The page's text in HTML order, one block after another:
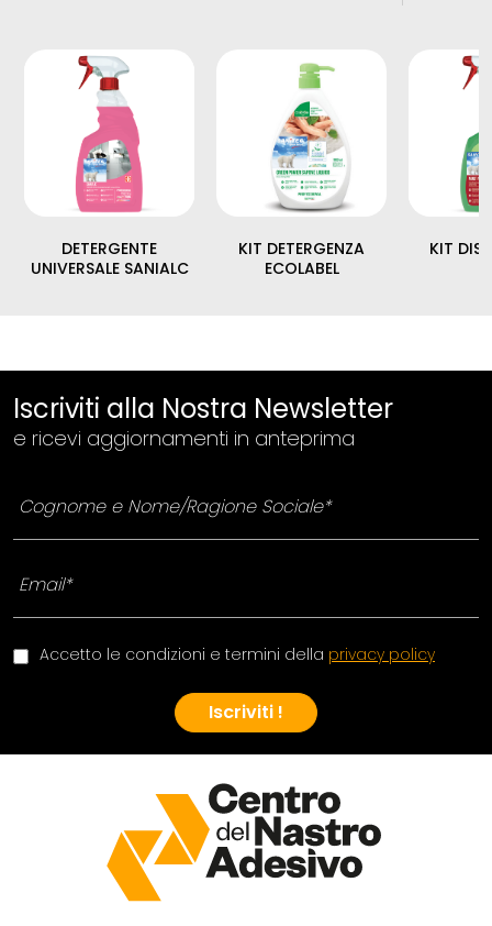
DETERGENTE
UNIVERSALE SANIALC
KIT DETERGENZA
ECOLABEL
KIT
Iscriviti alla Nostra Newsletter
e ricevi aggiornamenti in anteprima
Iscriviti !
Accetto le condizioni e termini della privacy policy